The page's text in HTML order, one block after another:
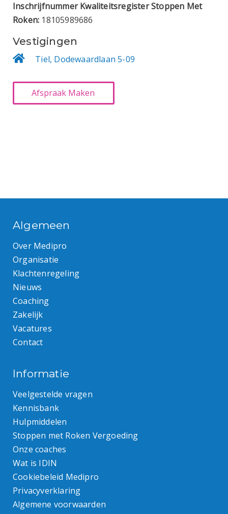
Inschrijfnummer Kwaliteitsregister Stoppen Met
Roken: 18105989686
Vestigingen
Tiel, Dodewaardlaan 5-09
Algemeen
Over Medipro
Organisatie
Klachtenregeling
Nieuws
Coaching
Zakelijk
Vacatures
Contact
Informatie
Veelgestelde vragen
Kennisbank
Hulpmiddelen
Stoppen met Roken Vergoeding
Onze coaches
Wat is IDIN
Cookiebeleid Medipro
Privacyverklaring
Algemene voorwaarden